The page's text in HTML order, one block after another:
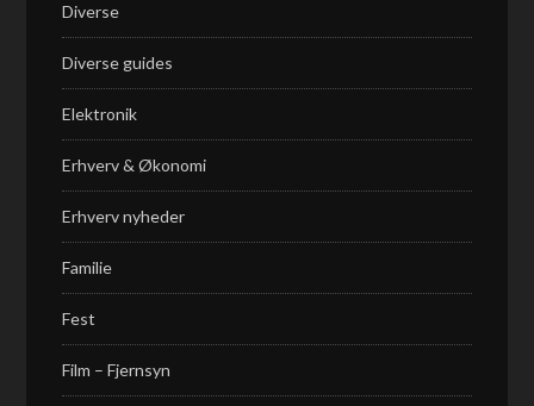
Diverse
Diverse guides
Elektronik
Erhverv & Økonomi
Erhverv nyheder
Familie
Fest
Film – Fjernsyn